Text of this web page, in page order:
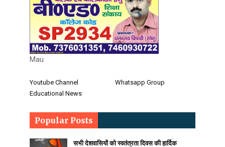
Mau
Youtube Channel
Whatsapp Group
Educational News
Popular Posts
सभी देशवासियों को स्वतंत्रता दिवस की हार्दिक